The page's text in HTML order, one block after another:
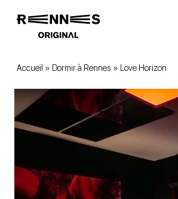
Accueil » Dormir à Rennes » Love Horizon